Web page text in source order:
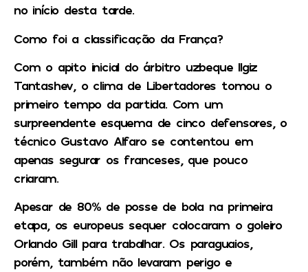
no início desta tarde.
Como foi a classificação da França?
Com o apito inicial do árbitro uzbeque Ilgiz
Tantashev, o clima de Libertadores tomou o
primeiro tempo da partida. Com um
surpreendente esquema de cinco defensores, o
técnico Gustavo Alfaro se contentou em
apenas segurar os franceses, que pouco
criaram.
Apesar de 80% de posse de bola na primeira
etapa, os europeus sequer colocaram o goleiro
Orlando Gill para trabalhar. Os paraguaios,
porém, também não levaram perigo e